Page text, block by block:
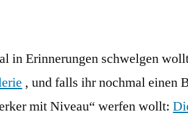
in Erinnerungen schwelgen
, und falls ihr nochmal einen
mit Niveau“ werfen wollt: